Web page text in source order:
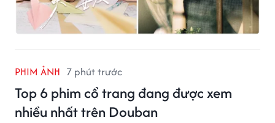
PHIM ẢNH 7 phút trước
Top 6 phim cổ trang đang được xem
nhiều nhất trên Douban